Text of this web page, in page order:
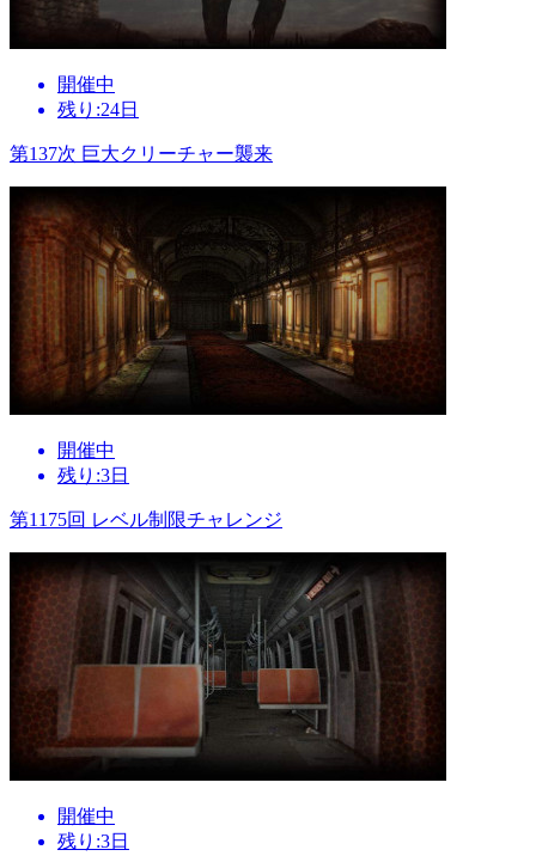
開催中
残り:24日
第137次 巨大クリーチャー襲来
開催中
残り:3日
第1175回 レベル制限チャレンジ
開催中
残り:3日